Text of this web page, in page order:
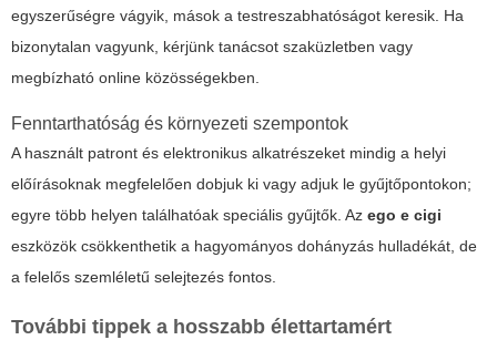
egyszerűségre vágyik, mások a testreszabhatóságot keresik. Ha
bizonytalan vagyunk, kérjünk tanácsot szaküzletben vagy
megbízható online közösségekben.
Fenntarthatóság és környezeti szempontok
A használt patront és elektronikus alkatrészeket mindig a helyi
előírásoknak megfelelően dobjuk ki vagy adjuk le gyűjtőpontokon;
egyre több helyen találhatóak speciális gyűjtők. Az ego e cigi
eszközök csökkenthetik a hagyományos dohányzás hulladékát, de
a felelős szemléletű selejtezés fontos.
További tippek a hosszabb élettartamért